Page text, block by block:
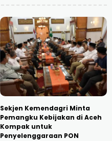
Sekjen Kemendagri Minta
Pemangku Kebijakan di Aceh
Kompak untuk
Penyelenggaraan PON